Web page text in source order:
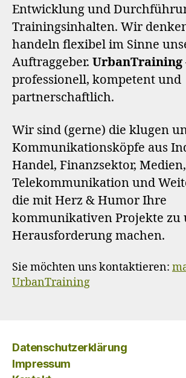
Entwicklung und
Trainingsinhalten. Wir
handeln flexibel im Sinne
Auftraggeber. UrbanTraining
professionell, kompetent und
partnerschaftlich.
Wir sind (gerne) die klugen
Kommunikationsköpfe aus
Handel, Finanzsektor, Medien,
Telekommunikation und
die mit Herz & Humor Ihre
kommunikativen Projekte zu
Herausforderung machen.
Sie möchten uns kontaktieren:
UrbanTraining
Datenschutzerklärung
Impressum